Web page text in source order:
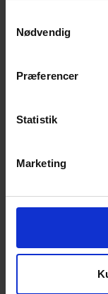
Nødvendig
Præferencer
Statistik
Marketing
efterladte.
Du får
med andre i en
Du får
et fællesskab,
Du er altid
du har behov for
Vel mødt og
Bestyrelsen –
Christina